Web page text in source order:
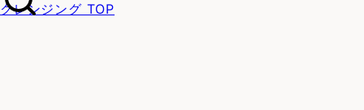
クレンジング TOP